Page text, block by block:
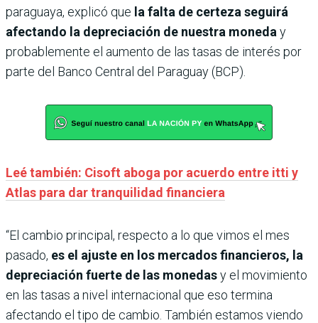
paraguaya, explicó que la falta de certeza seguirá
afectando la depreciación de nuestra moneda y
probablemente el aumento de las tasas de interés por
parte del Banco Central del Paraguay (BCP).
Leé también: Cisoft aboga por acuerdo entre itti y
Atlas para dar tranquilidad financiera
“El cambio principal, respecto a lo que vimos el mes
pasado, es el ajuste en los mercados financieros, la
depreciación fuerte de las monedasy el movimiento
en las tasas a nivel internacional que eso termina
afectando el tipo de cambio. También estamos viendo